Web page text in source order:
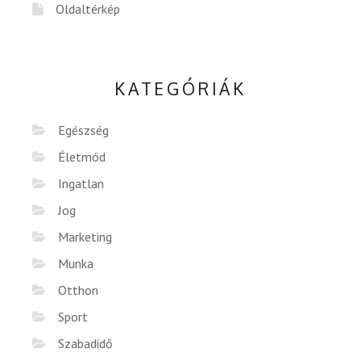
Oldaltérkép
KATEGÓRIÁK
Egészség
Életmód
Ingatlan
Jog
Marketing
Munka
Otthon
Sport
Szabadidő